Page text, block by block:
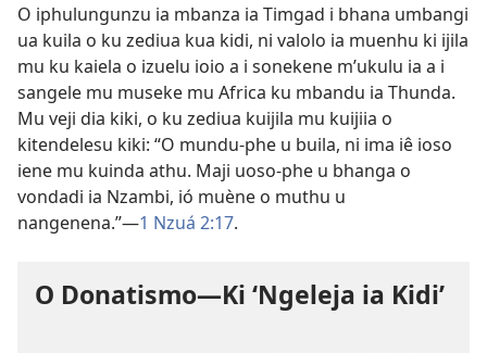
O iphulungunzu ia mbanza ia Timgad i bhana umbangi
ua kuila o ku zediua kua kidi, ni valolo ia muenhu ki ijila
mu ku kaiela o izuelu ioio a i sonekene m’ukulu ia a i
sangele mu museke mu Africa ku mbandu ia Thunda.
Mu veji dia kiki, o ku zediua kuijila mu kuijiia o
kitendelesu kiki: “O mundu-phe u buila, ni ima iê ioso
iene mu kuinda athu. Maji uoso-phe u bhanga o
vondadi ia Nzambi, ió muène o muthu u
nangenena.”—1 Nzuá 2:17.
O Donatismo—Ki ‘Ngeleja ia Kidi’